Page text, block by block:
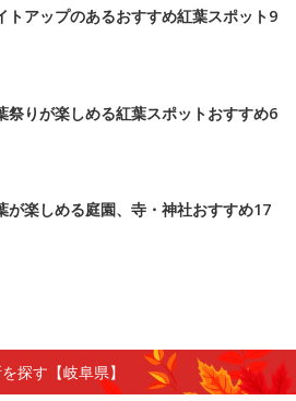
トアップのあるおすすめ紅葉スポット9
祭りが楽しめる紅葉スポットおすすめ6
が楽しめる庭園、寺・神社おすすめ17
探す【岐阜県】